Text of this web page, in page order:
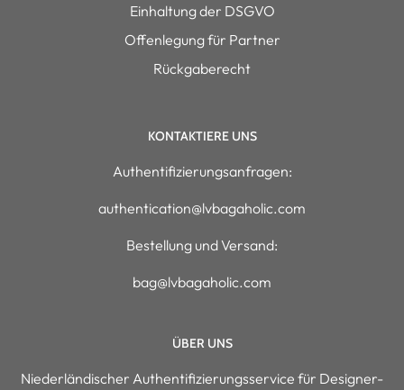
Einhaltung der DSGVO
Offenlegung für Partner
Rückgaberecht
KONTAKTIERE UNS
Authentifizierungsanfragen:
authentication@lvbagaholic.com
Bestellung und Versand:
bag@lvbagaholic.com
ÜBER UNS
Niederländischer Authentifizierungsservice für Designer-